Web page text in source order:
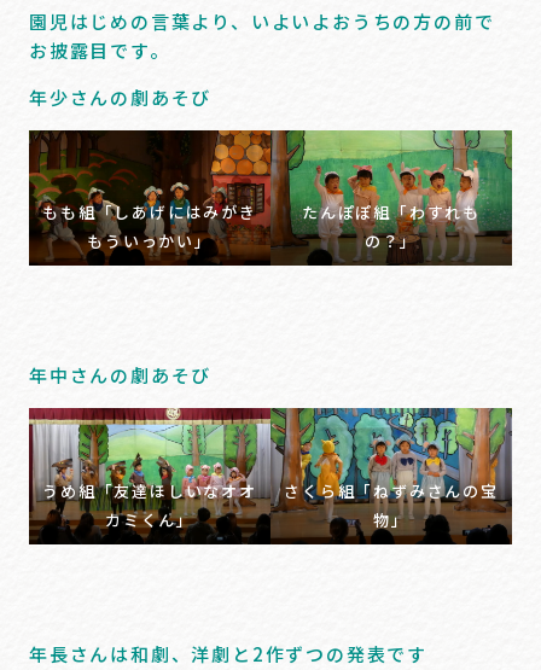
園児はじめの言葉より、いよいよおうちの方の前で
お披露目です。
年少さんの劇あそび
もも組「しあげにはみがき
もういっかい」
たんぽぽ組「わすれも
の？」
年中さんの劇あそび
うめ組「友達ほしいなオオ
カミくん」
さくら組「ねずみさんの宝
物」
年長さんは和劇、洋劇と2作ずつの発表です